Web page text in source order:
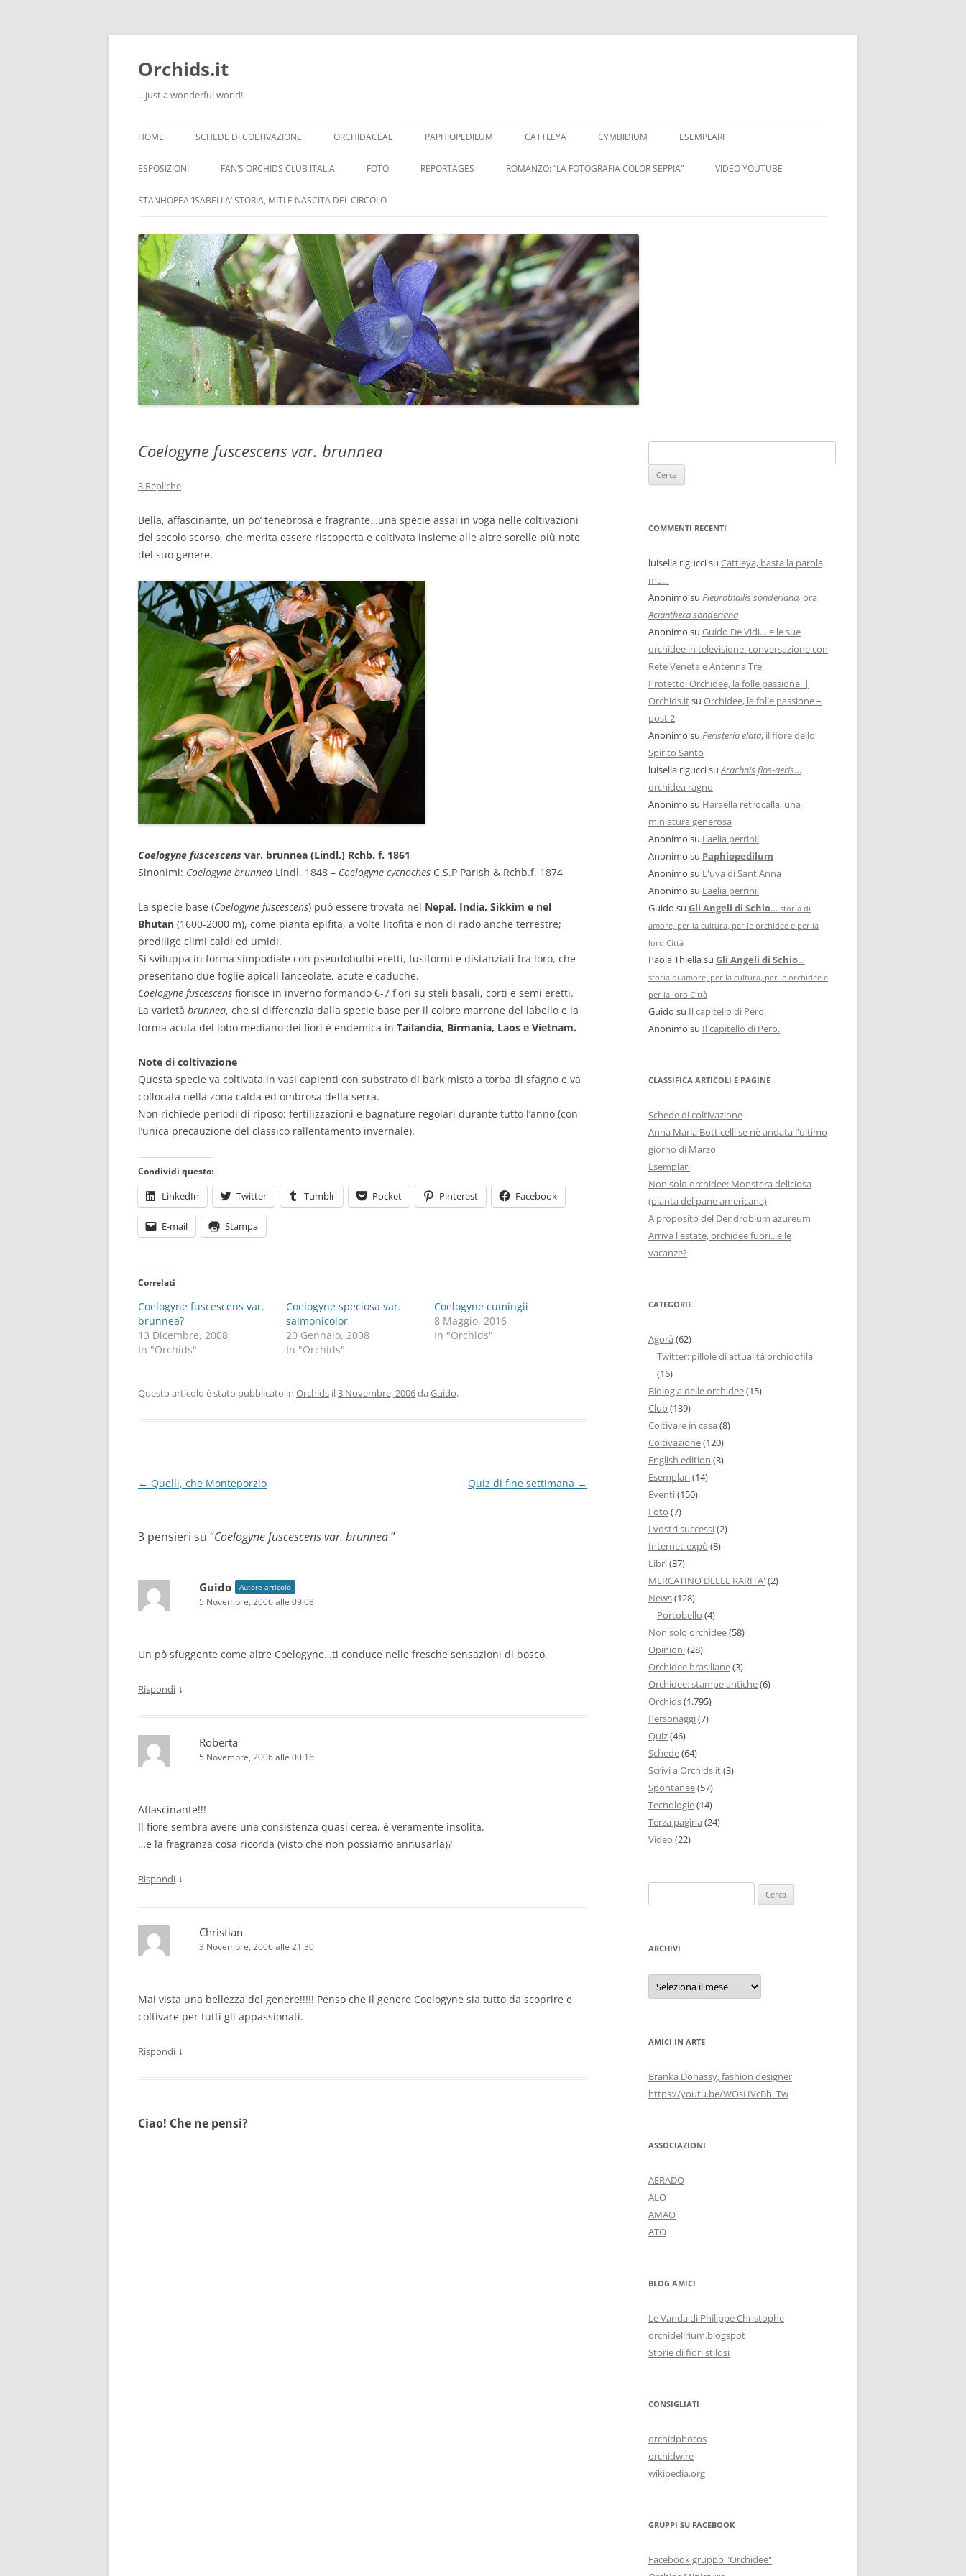
Orchids.it
…just a wonderful world!
al
HOME
INFO
LA SERRA DI GUIDO
SCHEDE DI COLTIVAZIONE ORCHIDACEAE PAPHIOPEDILUM CATTLEYA CYMBIDIUM ESEMPLARI
ESPOSIZIONI FAN’S ORCHIDS CLUB ITALIA FOTO REPORTAGES ROMANZO: “LA FOTOGRAFIA COLOR SEPPIA” VIDEO YOUTUBE
STANHOPEA ‘ISABELLA’ STORIA, MITI E NASCITA DEL CIRCOLO
Coelogyne fuscescens var. brunnea
3 Repliche
Bella, affascinante, un po’ tenebrosa e fragrante…una specie assai in voga nelle coltivazioni
del secolo scorso, che merita essere riscoperta e coltivata insieme alle altre sorelle più note
del suo genere.
Coelogyne fuscescens var. brunnea (Lindl.) Rchb. f. 1861
Sinonimi: Coelogyne brunnea Lindl. 1848 – Coelogyne cycnoches C.S.P Parish & Rchb.f. 1874
La specie base (Coelogyne fuscescens) può essere trovata nel Nepal, India, Sikkim e nel
Bhutan (1600-2000 m), come pianta epifita, a volte litofita e non di rado anche terrestre;
predilige climi caldi ed umidi.
Si sviluppa in forma simpodiale con pseudobulbi eretti, fusiformi e distanziati fra loro, che
presentano due foglie apicali lanceolate, acute e caduche.
Coelogyne fuscescens fiorisce in inverno formando 6-7 fiori su steli basali, corti e semi eretti.
La varietà brunnea, che si differenzia dalla specie base per il colore marrone del labello e la
forma acuta del lobo mediano dei fiori è endemica in Tailandia, Birmania, Laos e Vietnam.
Note di coltivazione
Questa specie va coltivata in vasi capienti con substrato di bark misto a torba di sfagno e va
collocata nella zona calda ed ombrosa della serra.
Non richiede periodi di riposo: fertilizzazioni e bagnature regolari durante tutto l’anno (con
l’unica precauzione del classico rallentamento invernale).
Condividi questo:
LinkedIn Twitter Tumblr Pocket Pinterest Facebook
E-mail Stampa
Correlati
Coelogyne fuscescens var.
brunnea?
13 Dicembre, 2008
In "Orchids"
Coelogyne speciosa var.
salmonicolor
20 Gennaio, 2008
In "Orchids"
Coelogyne cumingii
8 Maggio, 2016
In "Orchids"
Questo articolo è stato pubblicato in Orchids il3 Novembre, 2006da Guido.
Navigazione
← Quelli, che Monteporzio Quiz di fine settimana →
3 pensieri su “Coelogyne fuscescens var. brunnea”
Guido Autore articolo
5 Novembre, 2006 alle 09:08
Un pò sfuggente come altre Coelogyne…ti conduce nelle fresche sensazioni di bosco.
Rispondi ↓
Roberta
5 Novembre, 2006 alle 00:16
Affascinante!!!
Il fiore sembra avere una consistenza quasi cerea, é veramente insolita.
…e la fragranza cosa ricorda (visto che non possiamo annusarla)?
Rispondi ↓
Christian
3 Novembre, 2006 alle 21:30
Mai vista una bellezza del genere!!!!! Penso che il genere Coelogyne sia tutto da scoprire e
coltivare per tutti gli appassionati.
Rispondi ↓
Ciao! Che ne pensi?
COMMENTI RECENTI
luisella riguccisu Cattleya, basta la parola,
ma…
Anonimo su Pleurothallis sonderiana, ora
Acianthera sonderiana
Anonimo su Guido De Vidi… e le sue
orchidee in televisione: conversazione con
Rete Veneta e Antenna Tre
Protetto: Orchidee, la folle passione. |
Orchids.itsu Orchidee, la folle passione –
post 2
Anonimo su Peristeria elata, il fiore dello
Spirito Santo
luisella riguccisuArachnis flos-aeris…
orchidea ragno
Anonimo su Haraella retrocalla, una
miniatura generosa
Anonimo su Laelia perrinii
Anonimo su Paphiopedilum
Anonimo su L'uva di Sant'Anna
Anonimo su Laelia perrinii
Guido su Gli Angeli di Schio… storia di
amore, per la cultura, per le orchidee e per la
loro Città
Paola Thiellasu Gli Angeli di Schio…
storia di amore, per la cultura, per le orchidee e
per la loro Città
Guido su Il capitello di Pero.
Anonimo su Il capitello di Pero.
CLASSIFICA ARTICOLI E PAGINE
Schede di coltivazione
Anna Maria Botticelli se nè andata l'ultimo
giorno di Marzo
Esemplari
Non solo orchidee: Monstera deliciosa
(pianta del pane americana)
A proposito del Dendrobium azureum
Arriva l'estate, orchidee fuori...e le
vacanze?
CATEGORIE
Agorà (62)
Twitter: pillole di attualità orchidofila
(16)
Biologia delle orchidee(15)
Club(139)
Coltivare in casa (8)
Coltivazione(120)
English edition (3)
Esemplari(14)
Eventi(150)
Foto (7)
I vostri successi(2)
Internet-expò (8)
Libri(37)
MERCATINO DELLE RARITA' (2)
News(128)
Portobello (4)
Non solo orchidee(58)
Opinioni(28)
Orchidee brasiliane(3)
Orchidee: stampe antiche(6)
Orchids(1.795)
Personaggi(7)
Quiz(46)
Schede(64)
Scrivi a Orchids.it(3)
Spontanee(57)
Tecnologie(14)
Terza pagina (24)
Video (22)
per:
ARCHIVI
Archivi
AMICI IN ARTE
Branka Donassy, fashion designer
https://youtu.be/WOsHVcBh_Tw
ASSOCIAZIONI
AERADO
ALO
AMAO
ATO
BLOG AMICI
Le Vanda di Philippe Christophe
orchidelirium.blogspot
Storie di fiori stilosi
CONSIGLIATI
orchidphotos
orchidwire
wikipedia.org
GRUPPI SU FACEBOOK
Facebook gruppo "Orchidee"